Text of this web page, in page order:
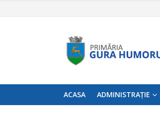
ACASA ADMINISTRAȚIE